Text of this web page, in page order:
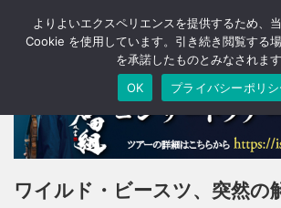
ワイルド・ビースツ、突然の
よりよいエクスペリエンスを提供するため、
Cookie を使用しています。引き続き閲覧する
を承諾したものとみなされます
OK
プライバシーポリシ